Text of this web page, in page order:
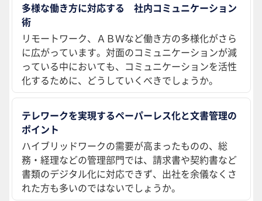
多様な働き方に対応する 社内コミュニケーション
術
リモートワーク、ＡＢＷなど働き方の多様化がさら
に広がっています。対面のコミュニケーションが減
っている中においても、コミュニケーションを活性
化するために、どうしていくべきでしょうか。
テレワークを実現するペーパーレス化と文書管理の
ポイント
ハイブリッドワークの需要が高まったものの、総
務・経理などの管理部門では、請求書や契約書など
書類のデジタル化に対応できず、出社を余儀なくさ
れた方も多いのではないでしょうか。